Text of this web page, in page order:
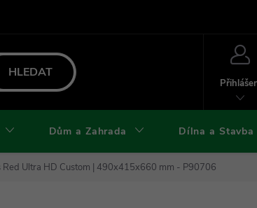
údajů a cookies
HLEDAT
Dům a Zahrada Dílna a Stavba
Red Ultra HD Custom | 490x415x660 mm - P90706